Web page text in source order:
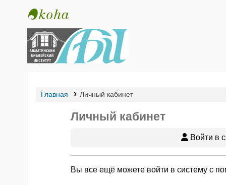
Библиотека АБИ
Главная Личный кабинет
Личный кабинет
Войти в
Вы все ещё можете войти в систему с